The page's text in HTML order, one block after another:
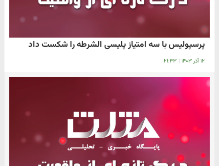
پرسپولیس با سه امتیاز پلیسی الشرطه را شکست داد
۱۲ آذر ۱۴۰۳ | ۲۱:۳۳